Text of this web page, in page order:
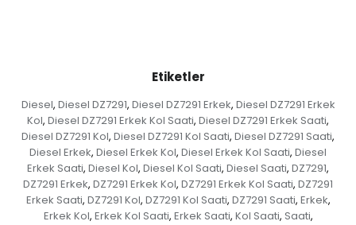
Etiketler
Diesel, Diesel DZ7291, Diesel DZ7291 Erkek, Diesel DZ7291 Erkek
Kol, Diesel DZ7291 Erkek Kol Saati, Diesel DZ7291 Erkek Saati,
Diesel DZ7291 Kol, Diesel DZ7291 Kol Saati, Diesel DZ7291 Saati,
Diesel Erkek, Diesel Erkek Kol, Diesel Erkek Kol Saati, Diesel
Erkek Saati, Diesel Kol, Diesel Kol Saati, Diesel Saati, DZ7291,
DZ7291 Erkek, DZ7291 Erkek Kol, DZ7291 Erkek Kol Saati, DZ7291
Erkek Saati, DZ7291 Kol, DZ7291 Kol Saati, DZ7291 Saati, Erkek,
Erkek Kol, Erkek Kol Saati, Erkek Saati, Kol Saati, Saati,